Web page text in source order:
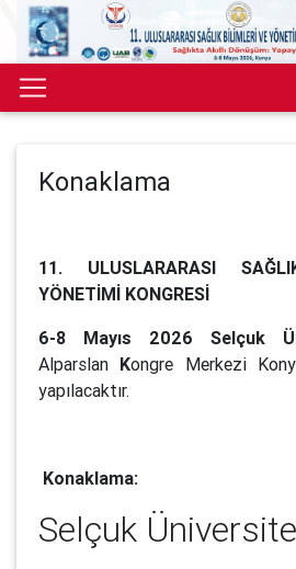
Konaklama
11. ULUSLARARASI
YÖNETİMİ KONGRESİ
6-8 Mayıs 2026 Selçuk
Alparslan Kongre Merkezi
yapılacaktır.
Konaklama:
Selçuk